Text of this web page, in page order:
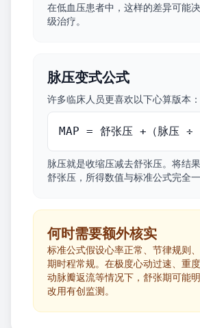
在低血压患者中，这样的差异可能
级治疗。
脉压变式公式
许多临床人员更喜欢以下心算版本：
MAP = 舒张压 +（脉压 ÷
脉压就是收缩压减去舒张压。将结
舒张压，所得数值与标准公式完全一
何时需要额外核实
标准公式假设心率正常、节律规则
期时程常规。在极度心动过速、重
动脉瓣返流等情况下，舒张期可能
改用有创监测。